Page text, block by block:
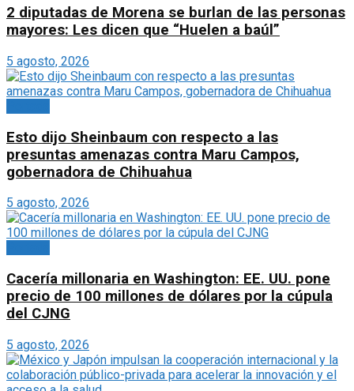
2 diputadas de Morena se burlan de las personas
mayores: Les dicen que “Huelen a baúl”
5 agosto, 2026
Esto dijo Sheinbaum con respecto a las
presuntas amenazas contra Maru Campos,
gobernadora de Chihuahua
5 agosto, 2026
Cacería millonaria en Washington: EE. UU. pone
precio de 100 millones de dólares por la cúpula
del CJNG
5 agosto, 2026